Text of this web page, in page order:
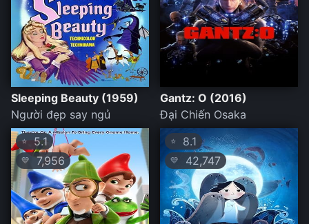
Sleeping Beauty (1959)
Người đẹp say ngủ
Gantz: O (2016)
Đại Chiến Osaka
⭐5.1
💛 7,956
⭐ 8.1
💛 42,747